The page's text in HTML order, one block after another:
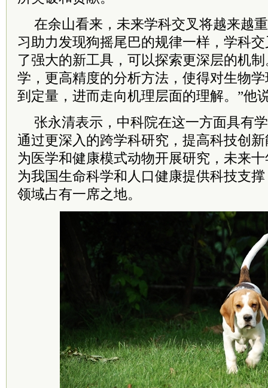
在余山看来，未来学科交叉将越来越
习助力发现狗摇尾巴的规律一样，学科
了强大的新工具，可以探索更深层的机
学，更高精度的分析方法，使得对生物
到定量，进而走向机理层面的理解。”他
张永清表示， 中科院在这一方面具有
通过更深入的跨学科研究，提高科技创
为医学和健康模式动物开展研究，未来
为我国生命科学和人口健康提供科技支
领域占有一席之地。